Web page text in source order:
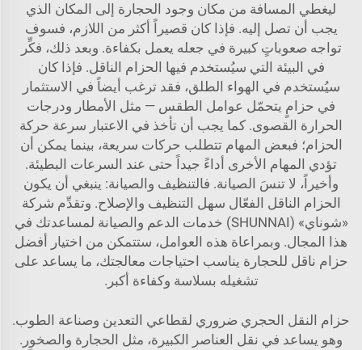
ليغطي المسافة من مكان وجود الحجارة إلى المكان الذي
يجب أن تصل إليه. فإذا كان قصيراً أكثر من اللازم، فسوف
تواجه صعوباتٍ كبيرة في جعله يعمل بكفاءة. وبعد ذلك، فكِّر
في البيئة التي سيُستخدم فيها الحزام الناقل. فإذا كان
سيُستخدم في الهواء الطلق، فقد ترغب أيضاً في الاستثمار
في حزامٍ يتحمّل عوامل الطقس — مثل الأمطار ودرجات
الحرارة القصوى. كما يجب أن تأخذ في الاعتبار سرعة حركة
الحزام؛ فبعض المهام تتطلب حركات سريعة، بينما يمكن أن
تؤدي المهام الأخرى أداءً جيداً حتى عند السرعات البطيئة.
وأخيراً، لا تنسَ الصيانة. فالتنظيف والصيانة: ينبغي أن يكون
الحزام الناقل الفعّال سهل التنظيف والإصلاح. وتقدِّم شركة
«شوناي» (SHUNNAI) خدمات الدعم والصيانة لمساعدتك في
هذا المجال. وبمراعاة هذه العوامل، ستتمكن من اختيار أفضل
حزام ناقل للحجارة يناسب احتياجات معالجتك، ما يساعد على
تشغيله بسلاسة وكفاءة أكبر.
حزام النقل الحجري ضروري لقطاعي التعدين وصناعة الطوب.
وهو يساعد في نقل العناصر الكبيرة، مثل الحجارة والصخور.